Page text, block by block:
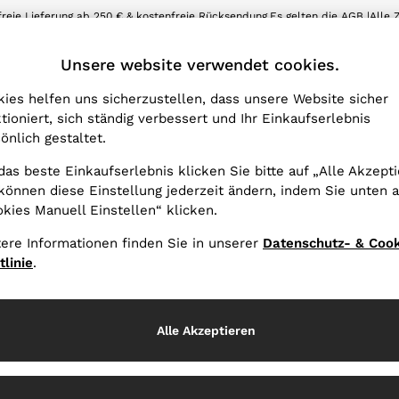
Wir akzeptieren.
Jeans in Kurzgröße für Damen(29)
Kollektion aus Petite-Jeans undKleidung, die sorgfältig für
Bein oder die raffinierte, elegante Petite-Jeans mit
gefertigten Jeans mit kurzem Bein und kurzer Länge
an. Vervollständigen Sie Ihr Ensemble mit raffinierten
zugeschnitten sind, Ihre natürlichen Proportionen ins
für zierliche Frauen hergestellt wurde, und überzeugen
Unsere website verwendet cookies.
helfen uns sicherzustellen, dass unsere Website sicher
sich ständig verbessert und Ihr Einkaufserlebnis
gestaltet.
beste Einkaufserlebnis klicken Sie bitte auf „Alle
diese Einstellung jederzeit ändern, indem Sie unten
Manuell Einstellen“ klicken.
Informationen finden Sie in unserer Datenschutz- &
.
Alle Akzeptieren